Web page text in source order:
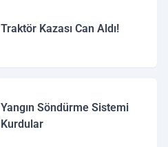
Traktör Kazası Can Aldı!
Yangın Söndürme Sistemi
Kurdular